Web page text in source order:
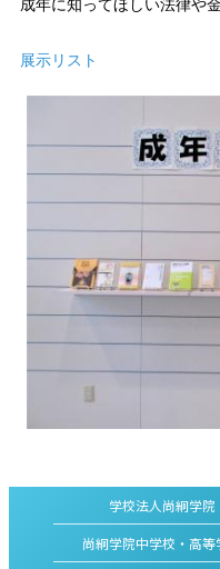
展示リスト
学校法人尚絅学院
尚絅学院中学校・高等